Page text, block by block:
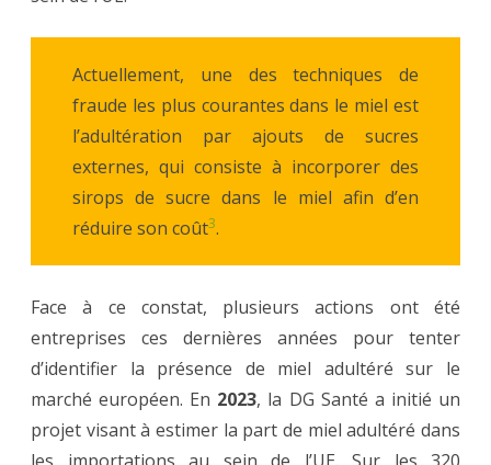
Actuellement, une des techniques de
fraude les plus courantes dans le miel est
l’adultération par ajouts de sucres
externes, qui consiste à incorporer des
sirops de sucre dans le miel afin d’en
réduire son coût3.
Face à ce constat, plusieurs actions ont été
entreprises ces dernières années pour tenter
d’identifier la présence de miel adultéré sur le
marché européen. En 2023, la DG Santé a initié un
projet visant à estimer la part de miel adultéré dans